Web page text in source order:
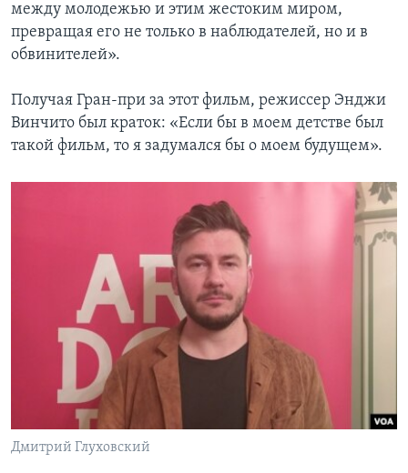
между молодежью и этим жестоким миром,
превращая его не только в наблюдателей, но и в
обвинителей».
Получая Гран-при за этот фильм, режиссер Энджи
Винчито был краток: «Если бы в моем детстве был
такой фильм, то я задумался бы о моем будущем».
Дмитрий Глуховский